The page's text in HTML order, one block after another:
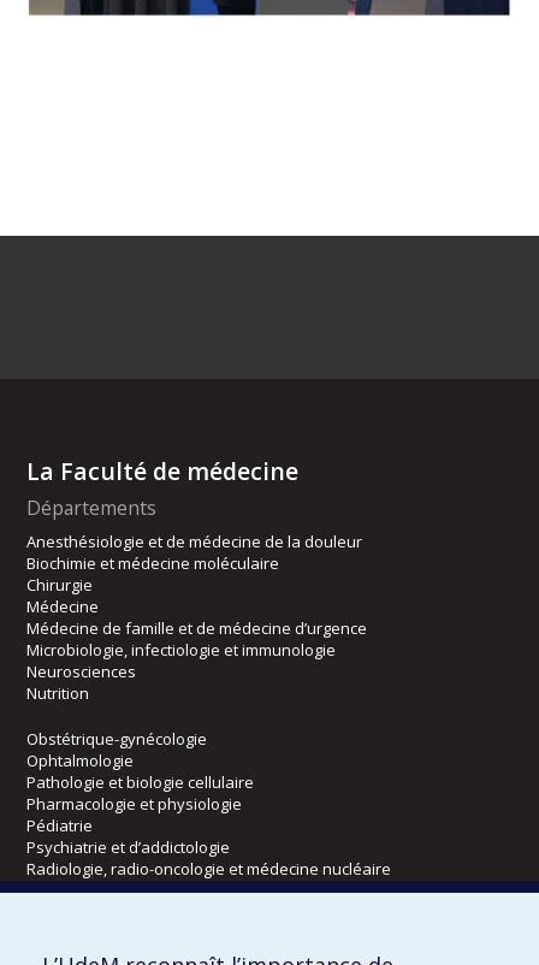
La Faculté de médecine
Départements
Anesthésiologie et de médecine de la douleur
Biochimie et médecine moléculaire
Chirurgie
Médecine
Médecine de famille et de médecine d’urgence
Microbiologie, infectiologie et immunologie
Neurosciences
Nutrition
Obstétrique-gynécologie
Ophtalmologie
Pathologie et biologie cellulaire
Pharmacologie et physiologie
Pédiatrie
Psychiatrie et d’addictologie
Radiologie, radio-oncologie et médecine nucléaire